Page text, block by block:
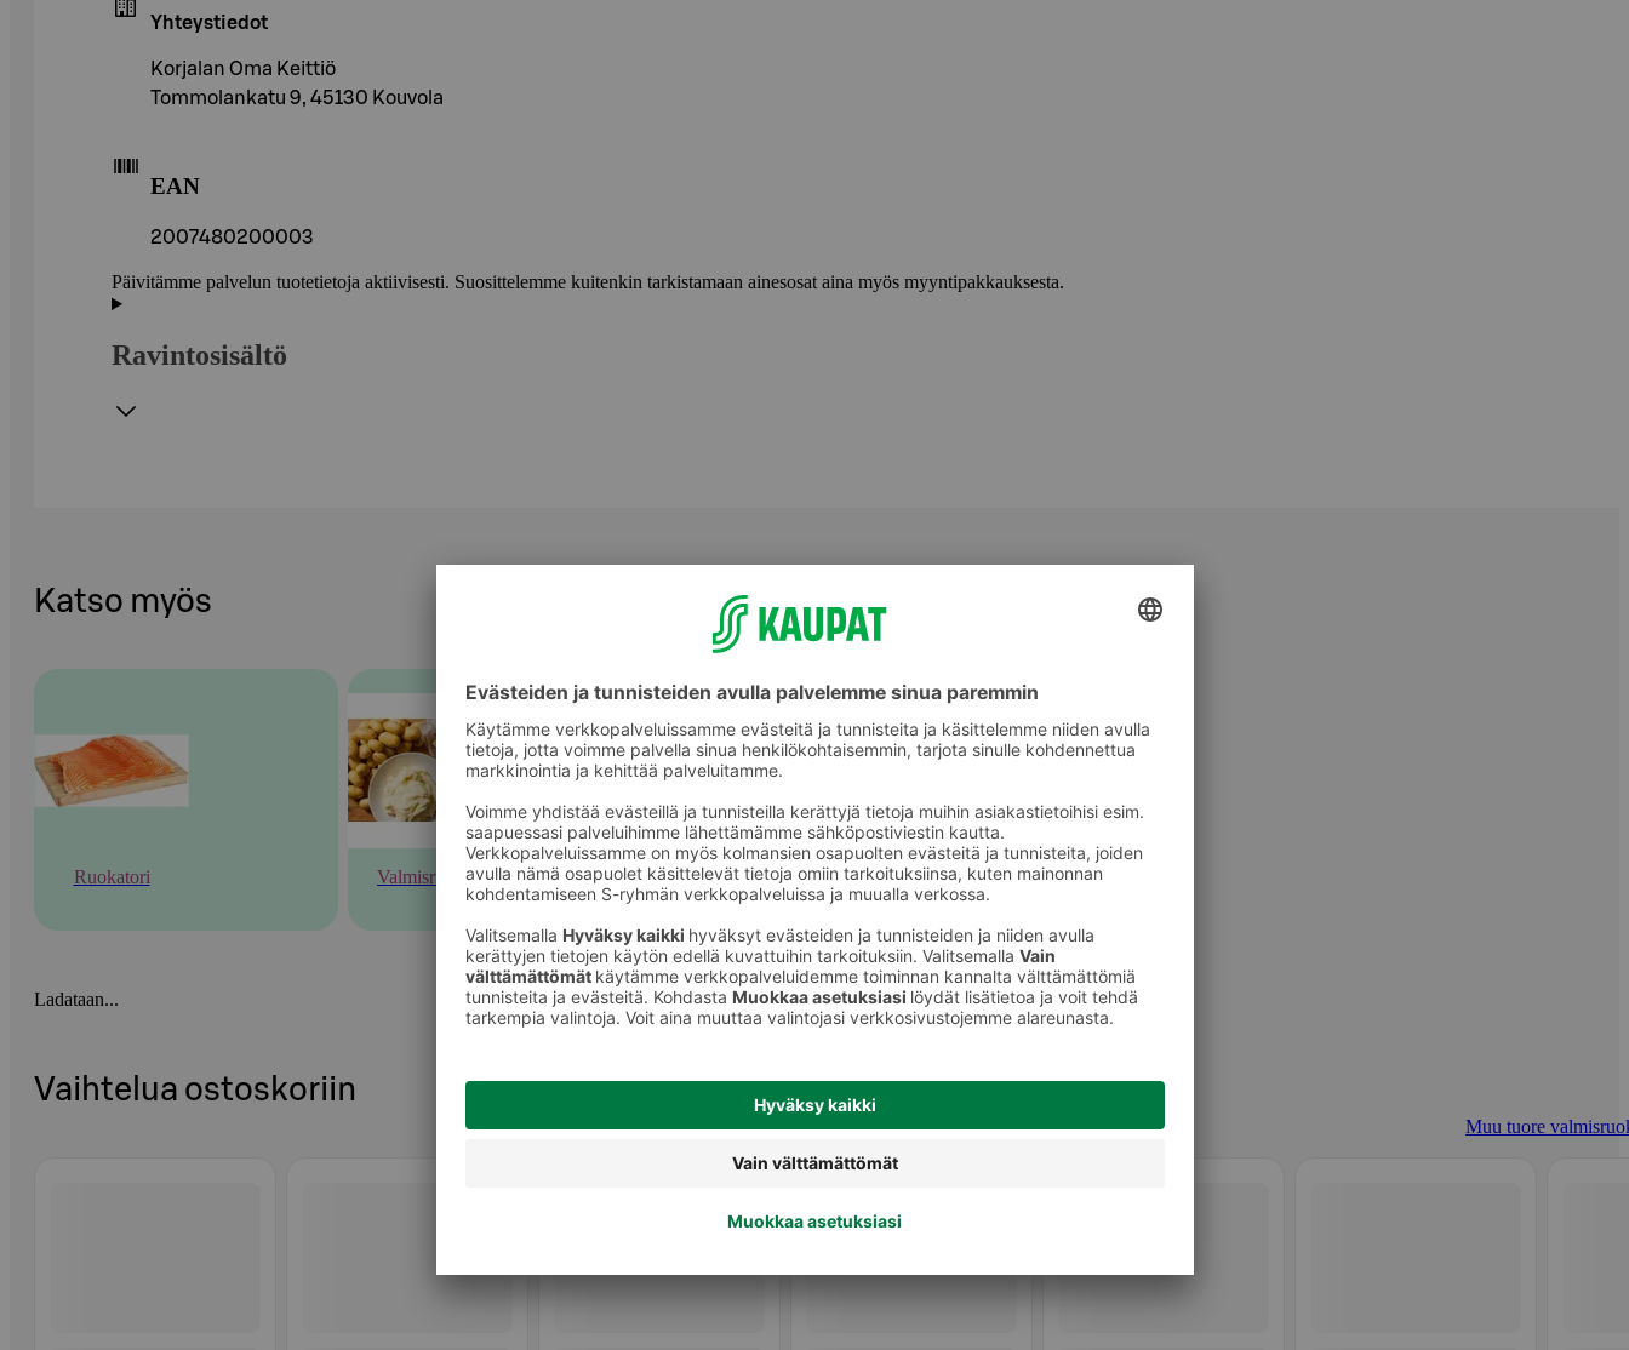
Yhteystiedot
Korjalan Oma Keittiö
Tommolankatu 9, 45130 Kouvola
EAN
2007480200003
Päivitämme palvelun tuotetietoja aktiivisesti. Suosittelemme kuitenkin tarkistamaan ainesosat aina myös myyntipakkauksesta.
Ravintosisältö
Katso myös
Ruokatori Valmisruoka Muu tuore valmisruoka
Ladataan...
Vaihtelua ostoskoriin
Muu tuore